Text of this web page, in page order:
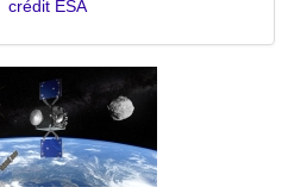
crédit ESA